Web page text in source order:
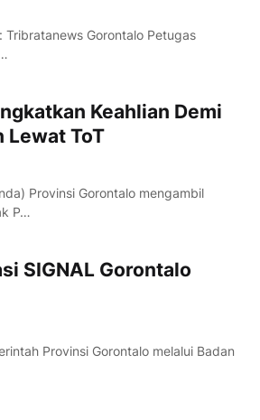
Tribratanews Gorontalo Petugas
Keahlian Demi
Lewat ToT
Provinsi Gorontalo mengambil
P…
SIGNAL Gorontalo
Provinsi Gorontalo melalui Badan